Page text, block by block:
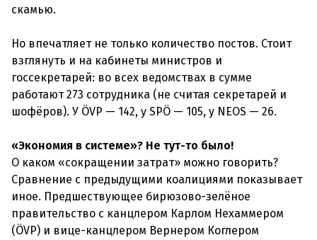
скамью.
Но впечатляет не только количество постов. Стоит
взглянуть и на кабинеты министров и
госсекретарей: во всех ведомствах в сумме
работают 273 сотрудника (не считая секретарей и
шофёров). У ÖVP — 142, у SPÖ — 105, у NEOS — 26.
«Экономия в системе»? Не тут-то было!
О каком «сокращении затрат» можно говорить?
Сравнение с предыдущими коалициями показывает
иное. Предшествующее бирюзово-зелёное
правительство с канцлером Карлом Нехаммером
(ÖVP) и вице-канцлером Вернером Коглером